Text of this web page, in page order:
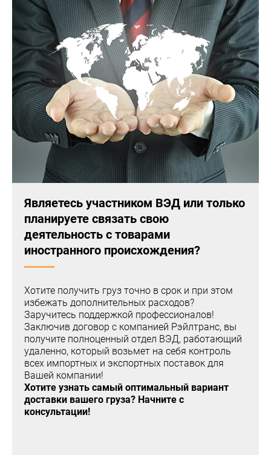
Являетесь участником ВЭД или только
планируете связать свою
деятельность с товарами
иностранного происхождения?
Хотите получить груз точно в срок и при этом
избежать дополнительных расходов?
Заручитесь поддержкой профессионалов!
Заключив договор с компанией Рэйлтранс, вы
получите полноценный отдел ВЭД, работающий
удаленно, который возьмет на себя контроль
всех импортных и экспортных поставок для
Вашей компании!
Хотите узнать самый оптимальный вариант
доставки вашего груза? Начните с
консультации!